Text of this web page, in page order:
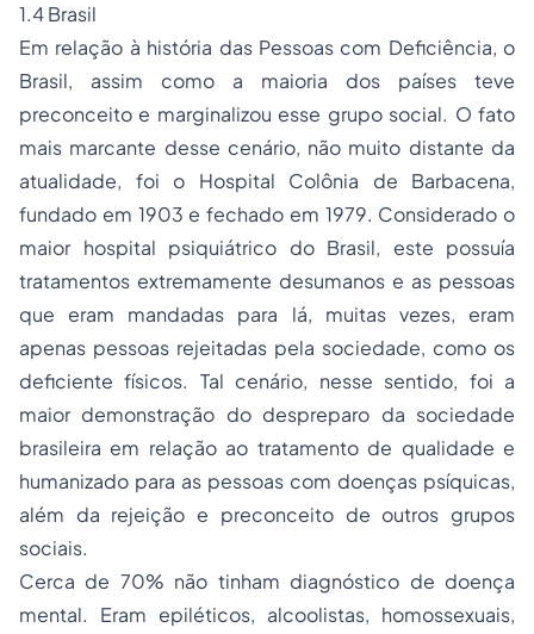
1.4 Brasil
Em relação à história das Pessoas com Deficiência, o
Brasil, assim como a maioria dos países teve
preconceito e marginalizou esse grupo social. O fato
mais marcante desse cenário, não muito distante da
atualidade, foi o Hospital Colônia de Barbacena,
fundado em 1903 e fechado em 1979. Considerado o
maior hospital psiquiátrico do Brasil, este possuía
tratamentos extremamente desumanos e as pessoas
que eram mandadas para lá, muitas vezes, eram
apenas pessoas rejeitadas pela sociedade, como os
deficiente físicos. Tal cenário, nesse sentido, foi a
maior demonstração do despreparo da sociedade
brasileira em relação ao tratamento de qualidade e
humanizado para as pessoas com doenças psíquicas,
além da rejeição e preconceito de outros grupos
sociais.
Cerca de 70% não tinham diagnóstico de doença
mental. Eram epiléticos, alcoolistas, homossexuais,